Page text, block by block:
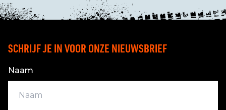
SCHRIJF JE IN VOOR ONZE NIEUWSBRIEF
Naam